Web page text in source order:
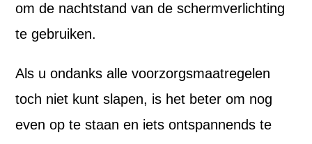
om de nachtstand van de schermverlichting
te gebruiken.
Als u ondanks alle voorzorgsmaatregelen
toch niet kunt slapen, is het beter om nog
even op te staan en iets ontspannends te